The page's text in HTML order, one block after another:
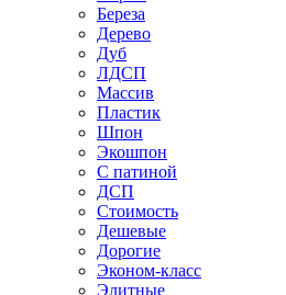
Береза
Дерево
Дуб
ЛДСП
Массив
Пластик
Шпон
Экошпон
С патиной
ДСП
Стоимость
Дешевые
Дорогие
Эконом-класс
Элитные